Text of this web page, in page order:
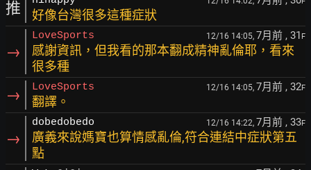
推 好像台灣很多這種症狀
→
LoveSports 12/16 14:05, 7月前 , 31 F
感謝資訊，但我看的那本翻成精神亂倫耶，看來
很多種
→ LoveSports 12/16 14:05, 7月前 , 32F
翻譯。
→
dobedobedo 12/16 14:22, 7月前 , 33F
廣義來說媽寶也算情感亂倫,符合連結中症狀第五
點